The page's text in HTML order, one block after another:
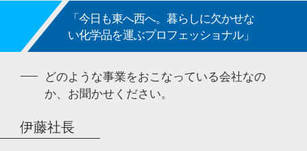
「今日も東へ西へ。暮らしに欠かせな
い化学品を運ぶプロフェッショナル」
どのような事業をおこなっている会社なの
か、お聞かせください。
伊藤社長